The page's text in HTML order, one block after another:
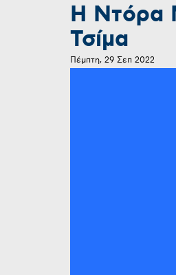
Η Ντόρα
Τσίμα
Πέμπτη, 29 Σεπ 2022